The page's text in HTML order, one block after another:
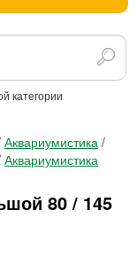
категории
Аквариумистика /
Аквариумистика
80 / 145